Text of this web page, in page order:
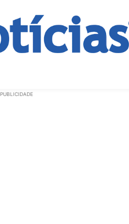
PUBLICIDADE